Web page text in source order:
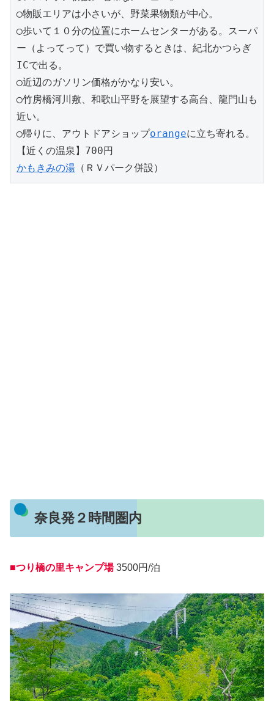
◯物販エリアは小さいが、野菜果物類が中心。
◯歩いて１０分の位置にホームセンターがある。スーパ
ー（よってって）で買い物するときは、紀北かつらぎ
ICで出る。
◯近辺のガソリン価格がかなり安い。
◯竹房橋河川敷、和歌山平野を展望する高台、龍門山も
近い。
◯帰りに、アウトドアショップorangeに立ち寄れる。
【近くの温泉】700円
かもきみの湯 （ＲＶパーク併設）
奈良発２時間圏内
■つり橋の里キャンプ場3500円/泊